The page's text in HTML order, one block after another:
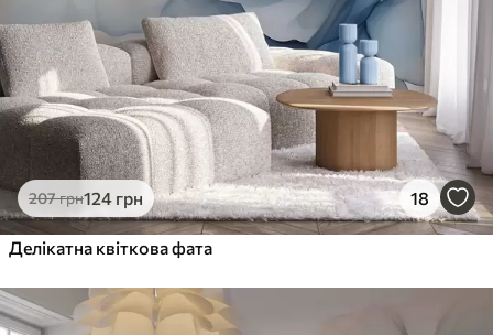
207грн124 грн 18
Делікатна квіткова фата